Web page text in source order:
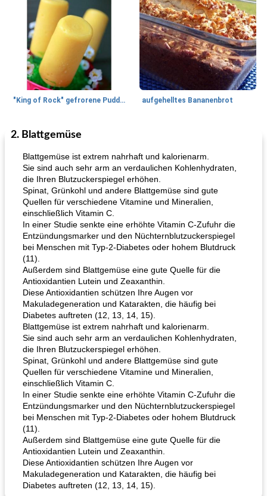
"King of Rock" gefrorene Pudding Pops aufgehelltes Bananenbrot
Mittagessen / Snacks
Hühnchen, Süßkartoffelsuppe
2. Blattgemüse
Blattgemüse ist extrem nahrhaft und kalorienarm.
Sie sind auch sehr arm an verdaulichen Kohlenhydraten,
die Ihren Blutzuckerspiegel erhöhen.
Spinat, Grünkohl und andere Blattgemüse sind gute
Quellen für verschiedene Vitamine und Mineralien,
einschließlich Vitamin C.
In einer Studie senkte eine erhöhte Vitamin C-Zufuhr die
Entzündungsmarker und den Nüchternblutzuckerspiegel
bei Menschen mit Typ-2-Diabetes oder hohem Blutdruck
(11).
Außerdem sind Blattgemüse eine gute Quelle für die
Antioxidantien Lutein und Zeaxanthin.
Diese Antioxidantien schützen Ihre Augen vor
Makuladegeneration und Katarakten, die häufig bei
Diabetes auftreten (12, 13, 14, 15).
Blattgemüse ist extrem nahrhaft und kalorienarm.
Sie sind auch sehr arm an verdaulichen Kohlenhydraten,
die Ihren Blutzuckerspiegel erhöhen.
Spinat, Grünkohl und andere Blattgemüse sind gute
Quellen für verschiedene Vitamine und Mineralien,
einschließlich Vitamin C.
In einer Studie senkte eine erhöhte Vitamin C-Zufuhr die
Entzündungsmarker und den Nüchternblutzuckerspiegel
bei Menschen mit Typ-2-Diabetes oder hohem Blutdruck
(11).
Außerdem sind Blattgemüse eine gute Quelle für die
Antioxidantien Lutein und Zeaxanthin.
Diese Antioxidantien schützen Ihre Augen vor
Makuladegeneration und Katarakten, die häufig bei
Diabetes auftreten (12, 13, 14, 15).